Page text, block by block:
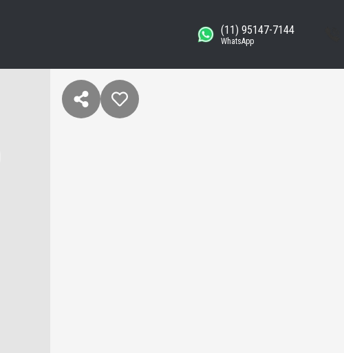
(11) 95147-7144
WhatsApp